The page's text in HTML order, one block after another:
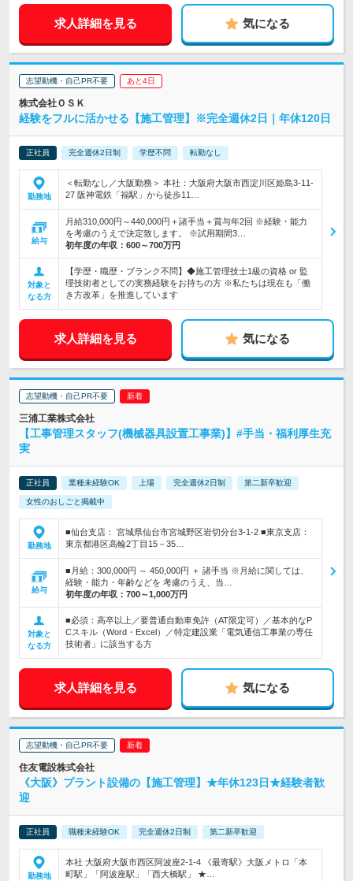
求人詳細を見る 気になる
志望動機・自己PR不要 あと4日
株式会社ＯＳＫ
経験をフルに活かせる【施工管理】※完全週休2日｜年休120日
正社員 完全週休2日制 学歴不問 転勤なし
勤務地
＜転勤なし／大阪勤務＞ 本社：大阪府大阪市西淀川区姫島3-11-
27 阪神電鉄「福駅」から徒歩11…
給与
月給310,000円～440,000円＋諸手当＋賞与年2回 ※経験・能力
を考慮のうえで決定致します。 ※試用期間3…
初年度の年収： 600～700万円
対象と
なる方
【学歴・職歴・ブランク不問】◆施工管理技士1級の資格 or 監
理技術者としての実務経験をお持ちの方 ※私たちは現在も「働
き方改革」を推進しています
求人詳細を見る 気になる
志望動機・自己PR不要
三浦工業株式会社
【工事管理スタッフ(機械器具設置工事業)】#手当・福利厚生充
実
正社員 業種未経験OK 上場 完全週休2日制 第二新卒歓迎
女性のおしごと掲載中
勤務地
■仙台支店： 宮城県仙台市宮城野区岩切分台3-1-2 ■東京支店：
東京都港区高輪2丁目15－35…
給与
■月給：300,000円 ～ 450,000円 ＋ 諸手当 ※月給に関しては、
経験・能力・年齢などを 考慮のうえ、当…
初年度の年収： 700～1,000万円
対象と
なる方
■必須：高卒以上／要普通自動車免許（AT限定可）／基本的なP
Cスキル（Word・Excel）／特定建設業「電気通信工事業の専任
技術者」に該当する方
求人詳細を見る 気になる
志望動機・自己PR不要
住友電設株式会社
《大阪》プラント設備の【施工管理】★年休123日★経験者歓
迎
正社員 職種未経験OK 完全週休2日制 第二新卒歓迎
勤務地
本社 大阪府大阪市西区阿波座2-1-4 《最寄駅》大阪メトロ「本
町駅」「阿波座駅」「西大橋駅」 ★…